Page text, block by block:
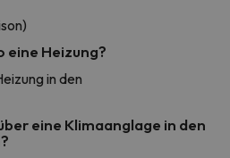
eine Heizung?
in den
eine Klimaanglage in den